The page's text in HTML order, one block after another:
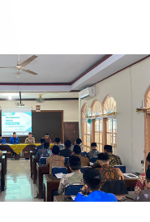
No Comments